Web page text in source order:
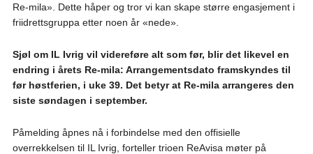
Re-mila». Dette håper og tror vi kan skape større engasjement i
friidrettsgruppa etter noen år «nede».
Sjøl om IL Ivrig vil videreføre alt som før, blir det likevel en
endring i årets Re-mila: Arrangementsdato framskyndes til
før høstferien, i uke 39. Det betyr at Re-mila arrangeres den
siste søndagen i september.
Påmelding åpnes nå i forbindelse med den offisielle
overrekkelsen til IL Ivrig, forteller trioen ReAvisa møter på